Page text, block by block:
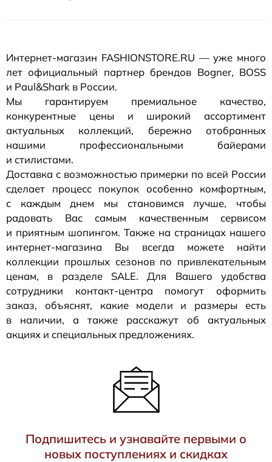
Интернет-магазин FASHIONSTORE.RU — уже много
лет официальный партнер брендов Bogner, BOSS
и Paul&Shark в России.
Мы гарантируем премиальное качество,
конкурентные цены и широкий ассортимент
актуальных коллекций, бережно отобранных
нашими профессиональными байерами
и стилистами.
Доставка с возможностью примерки по всей России
сделает процесс покупок особенно комфортным,
с каждым днем мы становимся лучше, чтобы
радовать Вас самым качественным сервисом
и приятным шопингом. Также на страницах нашего
интернет-магазина Вы всегда можете найти
коллекции прошлых сезонов по привлекательным
ценам, в разделе SALE. Для Вашего удобства
сотрудники контакт-центра помогут оформить
заказ, объяснят, какие модели и размеры есть
в наличии, а также расскажут об актуальных
акциях и специальных предложениях.
Подпишитесь и узнавайте первыми о
новых поступлениях и скидках